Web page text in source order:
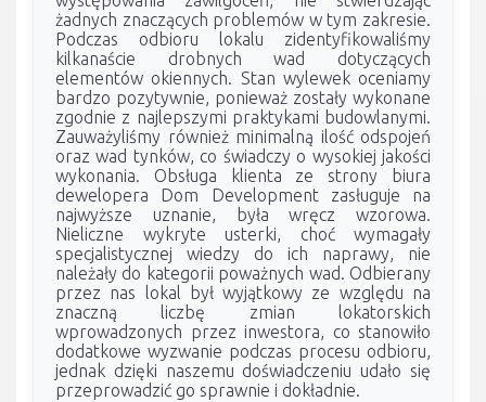
żadnych znaczących problemów w tym zakresie.
Podczas odbioru lokalu zidentyfikowaliśmy
kilkanaście drobnych wad dotyczących
elementów okiennych. Stan wylewek oceniamy
bardzo pozytywnie, ponieważ zostały wykonane
zgodnie z najlepszymi praktykami budowlanymi.
Zauważyliśmy również minimalną ilość odspojeń
oraz wad tynków, co świadczy o wysokiej jakości
wykonania. Obsługa klienta ze strony biura
dewelopera Dom Development zasługuje na
najwyższe uznanie, była wręcz wzorowa.
Nieliczne wykryte usterki, choć wymagały
specjalistycznej wiedzy do ich naprawy, nie
należały do kategorii poważnych wad. Odbierany
przez nas lokal był wyjątkowy ze względu na
znaczną liczbę zmian lokatorskich
wprowadzonych przez inwestora, co stanowiło
dodatkowe wyzwanie podczas procesu odbioru,
jednak dzięki naszemu doświadczeniu udało się
przeprowadzić go sprawnie i dokładnie.